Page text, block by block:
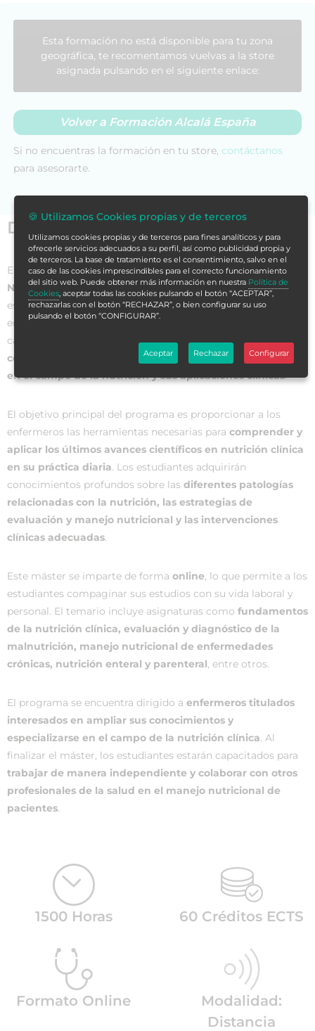
Datos generales
El
Máster de Formación Permanente en Avances de
Nutrición Clínica para Enfermeríaes un programa de
estudios diseñado para brindar a los profesionales de
enfermería una formación avanzada y actualizada en el
campo de la
nutrición clínica. Este máster ofrece
conocimientos teóricos sobre los avances más recientes
en el campo de la nutrición y sus aplicaciones clínicas.
El objetivo principal del programa es proporcionar a los
enfermeros las herramientas necesarias para comprender y
aplicar los últimos avances científicos en nutrición clínica
en su práctica diaria. Los estudiantes adquirirán
conocimientos profundos sobre las diferentes patologías
relacionadas con la nutrición, las estrategias de
evaluación y manejo nutricional y las intervenciones
clínicas adecuadas.
Este máster se imparte de forma online, lo que permite a los
estudiantes compaginar sus estudios con su vida laboral y
personal. El temario incluye asignaturas como fundamentos
de la nutrición clínica, evaluación y diagnóstico de la
malnutrición, manejo nutricional de enfermedades
crónicas, nutrición enteral y parenteral, entre otros.
El programa se encuentra dirigido a enfermeros titulados
interesados en ampliar sus conocimientos y
especializarse en el campo de la nutrición clínica. Al
finalizar el máster, los estudiantes estarán capacitados para
trabajar de manera independiente y colaborar con otros
profesionales de la salud en el manejo nutricional de
pacientes.
Esta formación no está disponible para tu zona
geográfica, te recomentamos vuelvas a la store
asignada pulsando en el siguiente enlace:
Volver a Formación Alcalá España
Si no encuentras la formación en tu store, contáctanos
para asesorarte.
1500 Horas 60 Créditos ECTS
Formato Online
Modalidad:
Distancia
🍪 Utilizamos Cookies propias y de terceros
Utilizamos cookies propias y de terceros para fines analíticos y para
ofrecerle servicios adecuados a su perfil, así como publicidad propia y
de terceros. La base de tratamiento es el consentimiento, salvo en el
caso de las cookies imprescindibles para el correcto funcionamiento
del sitio web. Puede obtener más información en nuestra Política de
Cookies, aceptar todas las cookies pulsando el botón “ACEPTAR”,
rechazarlas con el botón “RECHAZAR”, o bien configurar su uso
pulsando el botón “CONFIGURAR”.
Aceptar Rechazar Configurar